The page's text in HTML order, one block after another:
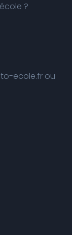
?
ecole.fr ou